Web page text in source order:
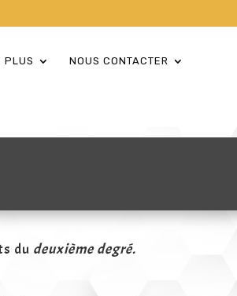
PLUS NOUS CONTACTER
du deuxième degré.